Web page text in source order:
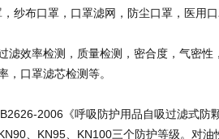
纱布口罩，口罩滤网，防尘口罩，医用口
滤效率检测，质量检测，密合度，气密性
，口罩滤芯检测等。
2006《呼吸防护用品自吸过滤式防
、KN95、KN100三个防护等级。对油